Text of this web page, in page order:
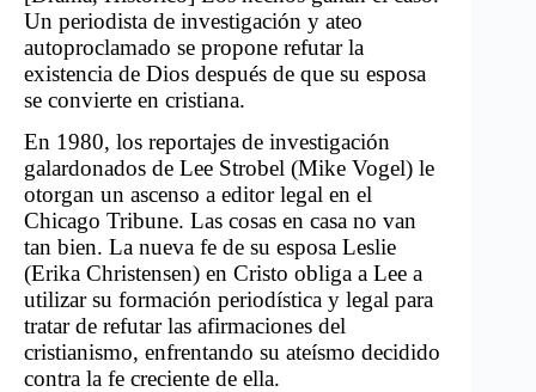
Un periodista de investigación y ateo
autoproclamado se propone refutar la
existencia de Dios después de que su esposa
se convierte en cristiana.
En 1980, los reportajes de investigación
galardonados de Lee Strobel (Mike Vogel) le
otorgan un ascenso a editor legal en el
Chicago Tribune. Las cosas en casa no van
tan bien. La nueva fe de su esposa Leslie
(Erika Christensen) en Cristo obliga a Lee a
utilizar su formación periodística y legal para
tratar de refutar las afirmaciones del
cristianismo, enfrentando su ateísmo decidido
contra la fe creciente de ella.